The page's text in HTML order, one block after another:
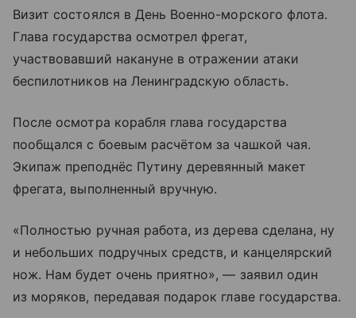
Визит состоялся в День Военно-морского флота.
Глава государства осмотрел фрегат,
участвовавший накануне в отражении атаки
беспилотников на Ленинградскую область.
После осмотра корабля глава государства
пообщался с боевым расчётом за чашкой чая.
Экипаж преподнёс Путину деревянный макет
фрегата, выполненный вручную.
«Полностью ручная работа, из дерева сделана, ну
и небольших подручных средств, и канцелярский
нож. Нам будет очень приятно», — заявил один
из моряков, передавая подарок главе государства.